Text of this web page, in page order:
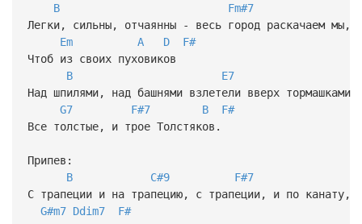
B
Fm#7
Легки, сильны, отчаянны - весь город раскачаем мы,
Em
A D
F#
Чтоб из своих пуховиков
B
E7
Над шпилями, над башнями взлетели вверх тормашками
G7
F#7 B
F#
Все толстые, и трое Толстяков.
Припев:
B
C#9
F#7
С трапеции и на трапецию, с трапеции, и по канату,
G#m7 Ddim7
F#